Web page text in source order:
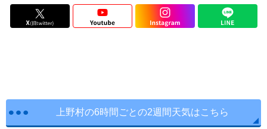
上野村の6時間ごとの2週間天気はこちら